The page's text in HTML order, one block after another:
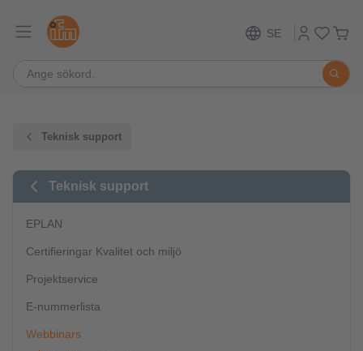
SE
Teknisk support
Teknisk support
EPLAN
Certifieringar Kvalitet och miljö
Projektservice
E-nummerlista
Webbinars